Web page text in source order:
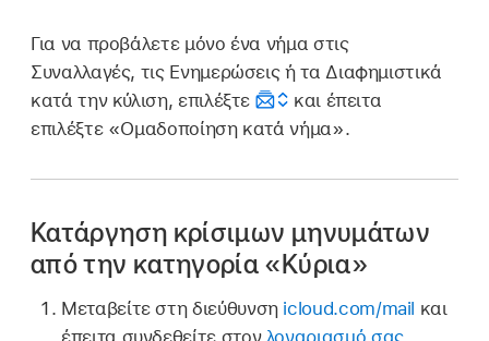
Για να προβάλετε μόνο ένα νήμα στις
Συναλλαγές, τις Ενημερώσεις ή τα Διαφημιστικά
κατά την κύλιση, επιλέξτε
και έπειτα
επιλέξτε «Ομαδοποίηση κατά νήμα».
Κατάργηση κρίσιμων μηνυμάτων
από την κατηγορία «Κύρια»
Μεταβείτε στη διεύθυνση icloud.com/mail και
έπειτα συνδεθείτε στον λογαριασμό σας